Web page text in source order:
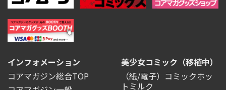
インフォメーション
コアマガジン総合TOP
美少女コミック（移植中）
（紙/電子）コミックホッ
トミルク